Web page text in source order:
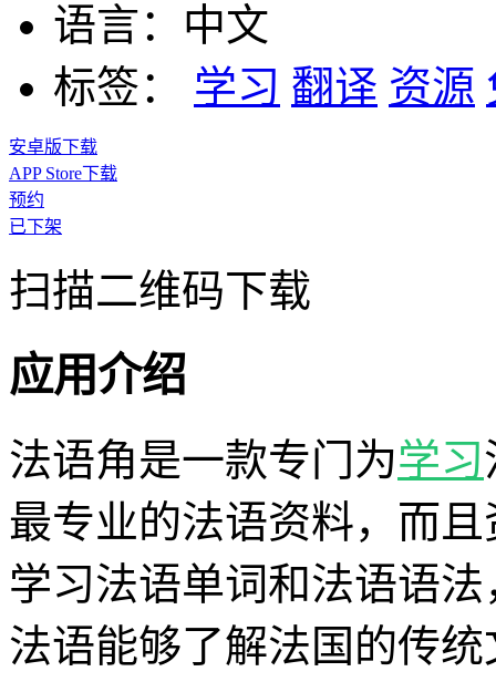
语言： 中文
标签：
学习 翻译 资源
安卓版下载
APP Store下载
预约
已下架
扫描二维码下载
应用介绍
法语角是一款专门为学习
最专业的法语资料，而且
学习法语单词和法语语
法语能够了解法国的传